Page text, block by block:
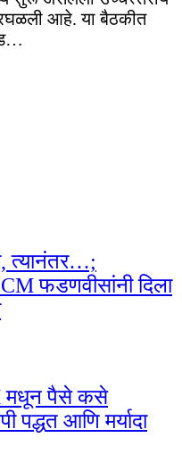
आहे. या बैठकीत
त्यानंतर…;
फडणवीसांनी दिला
मधून पैसे कसे
पद्धत आणि मर्यादा